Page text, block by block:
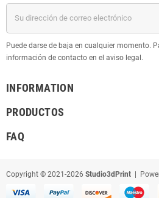
Puede darse de baja en cualquier momento.
información de contacto en el aviso legal.
INFORMATION
PRODUCTOS
FAQ
Copyright © 2021-2026 Studio3dPrint |